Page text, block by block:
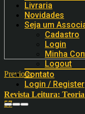
Livraria
Novidades
Seja um
Cadastro
Login
Minha
Logout
Contato
Login / Register
Previous
Revista Leitura:
57